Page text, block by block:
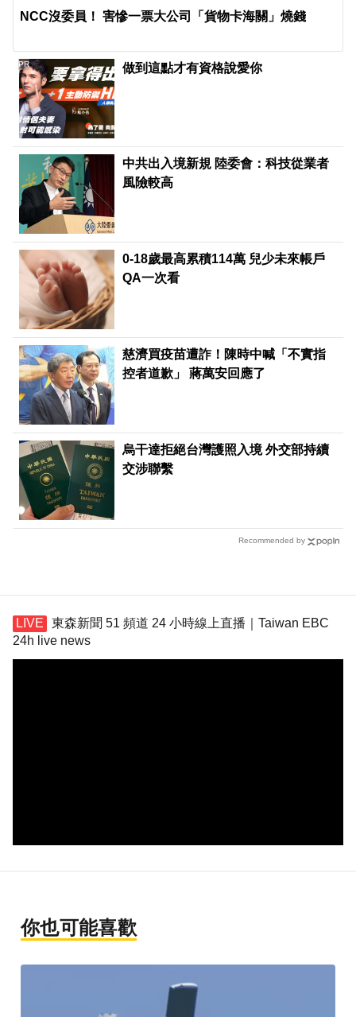
NCC沒委員！ 害慘一票大公司「貨物卡海關」燒錢
做到這點才有資格說愛你
PR
中共出入境新規 陸委會：科技從業者
風險較高
0-18歲最高累積114萬 兒少未來帳戶
QA一次看
慈濟買疫苗遭詐！陳時中喊「不實指
控者道歉」 蔣萬安回應了
烏干達拒絕台灣護照入境 外交部持續
交涉聯繫
Recommended by
東森新聞 51 頻道 24 小時線上直播｜Taiwan EBC
24h live news
你也可能喜歡